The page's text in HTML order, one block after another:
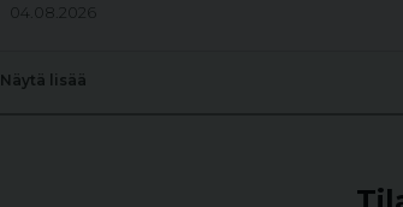
04.08.2026
Näytä lisää